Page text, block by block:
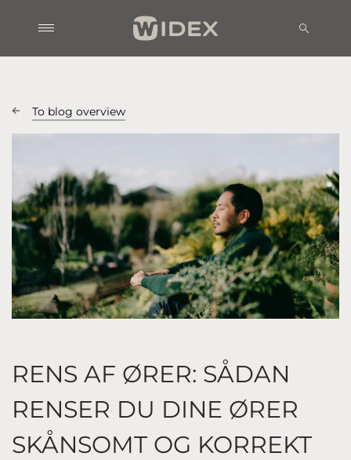
To blog overview
RENS AF ØRER: SÅDAN
RENSER DU DINE ØRER
SKÅNSOMT OG KORREKT